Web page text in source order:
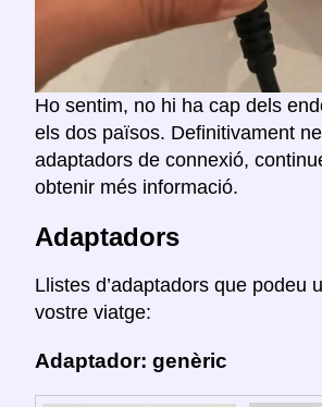
Ho sentim, no hi ha cap dels
els dos països. Definitivament
adaptadors de connexió,
obtenir més informació.
Adaptadors
Llistes d’adaptadors que podeu
vostre viatge:
Adaptador: genèric